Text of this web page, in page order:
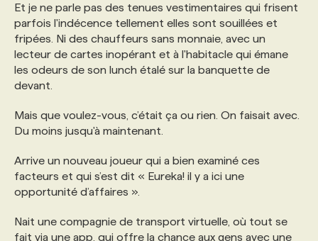
FAQ
ANNONCEZ AVEC NOUS
Et je ne parle pas des tenues vestimentaires qui frisent
parfois l'indécence tellement elles sont souillées et
fripées. Ni des chauffeurs sans monnaie, avec un
lecteur de cartes inopérant et à l'habitacle qui émane
les odeurs de son lunch étalé sur la banquette de
devant.
Mais que voulez-vous, c’était ça ou rien. On faisait avec.
Du moins jusqu'à maintenant.
Arrive un nouveau joueur qui a bien examiné ces
facteurs et qui s’est dit « Eureka! il y a ici une
opportunité d’affaires ».
Nait une compagnie de transport virtuelle, où tout se
fait via une app, qui offre la chance aux gens avec une